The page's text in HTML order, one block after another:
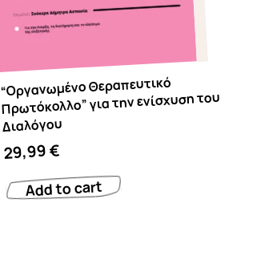
“Οργανωμένο Θεραπευτικό
Πρωτόκολλο” για την ενίσχυση του
Διαλόγου
29,99€
Add to cart